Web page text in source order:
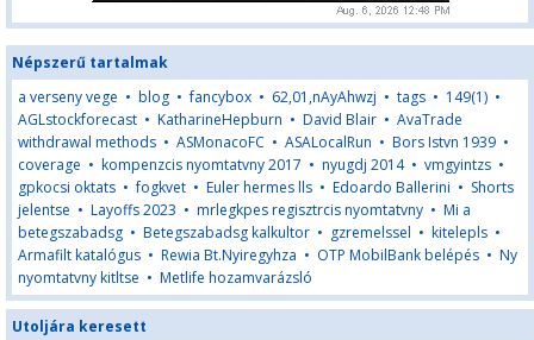
Népszerű tartalmak
a verseny vege • blog •fancybox • 62,01,nAyAhwzj • tags • 149(1) •
AGLstockforecast • KatharineHepburn • David Blair • AvaTrade
withdrawal methods • ASMonacoFC • ASALocalRun • Bors Istvn 1939 •
coverage • kompenzcis nyomtatvny 2017 • nyugdj 2014• vmgyintzs •
gpkocsi oktats •fogkvet • Euler hermes lls • Edoardo Ballerini • Shorts
jelentse • Layoffs 2023 • mrlegkpes regisztrcis nyomtatvny • Mi a
betegszabadsg • Betegszabadsg kalkultor • gzremelssel • kitelepls •
Armafilt katalógus • Rewia Bt.Nyiregyhza • OTP MobilBank belépés • Ny
nyomtatvny kitltse • Metlife hozamvarázsló
Utoljára keresett